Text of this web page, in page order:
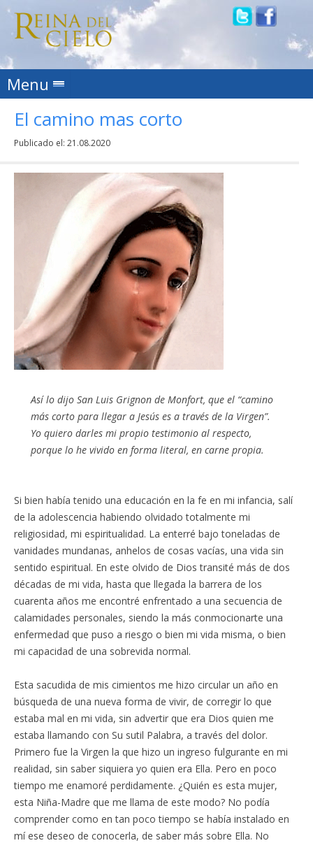
Menu Skip to content
El camino mas corto
Publicado el: 21.08.2020
Así lo dijo San Luis Grignon de Monfort, que el “camino
más corto para llegar a Jesús es a través de la Virgen”.
Yo quiero darles mi propio testimonio al respecto,
porque lo he vivido en forma literal, en carne propia.
Si bien había tenido una educación en la fe en mi infancia, salí
de la adolescencia habiendo olvidado totalmente mi
religiosidad, mi espiritualidad. La enterré bajo toneladas de
vanidades mundanas, anhelos de cosas vacías, una vida sin
sentido espiritual. En este olvido de Dios transité más de dos
décadas de mi vida, hasta que llegada la barrera de los
cuarenta años me encontré enfrentado a una secuencia de
calamidades personales, siendo la más conmocionarte una
enfermedad que puso a riesgo o bien mi vida misma, o bien
mi capacidad de una sobrevida normal.
Esta sacudida de mis cimientos me hizo circular un año en
búsqueda de una nueva forma de vivir, de corregir lo que
estaba mal en mi vida, sin advertir que era Dios quien me
estaba llamando con Su sutil Palabra, a través del dolor.
Primero fue la Virgen la que hizo un ingreso fulgurante en mi
realidad, sin saber siquiera yo quien era Ella. Pero en poco
tiempo me enamoré perdidamente. ¿Quién es esta mujer,
esta Niña-Madre que me llama de este modo? No podía
comprender como en tan poco tiempo se había instalado en
mí ese deseo de conocerla, de saber más sobre Ella. No